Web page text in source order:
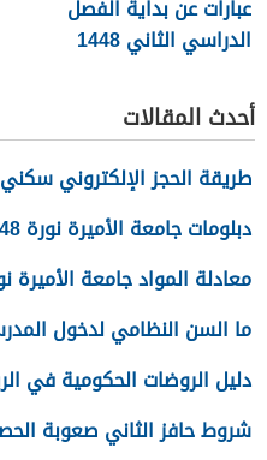
عبارات عن بداية الفصل
الدراسي الثاني 1448
أحدث المقالات
طريقة الحجز الإلكتروني سكني 2026 / 1448 بالتفصيل
دبلومات جامعة الأميرة نورة 1448
معادلة المواد جامعة الأميرة نورة
ما السن النظامي لدخول المدرسة
دليل الروضات الحكومية في
شروط حافز الثاني صعوبة